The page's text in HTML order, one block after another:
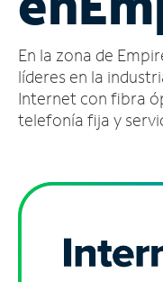
cuenta
Encuentra
una
tienda
En la zona de
líderes en la
Internet con fibra
telefonía fija y